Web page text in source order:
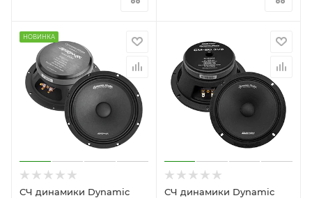
НОВИНКА
СЧ динамики Dynamic
СЧ динамики Dynamic